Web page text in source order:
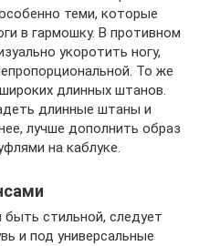
теми, которые
в гармошку. В противном
укоротить ногу,
То же
длинных штанов.
длинные штаны и
лучше дополнить образ
на каблуке.
быть стильной, следует
и под универсальные